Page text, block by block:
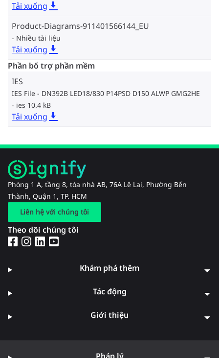
Tải xuống
Product-Diagrams-911401566144_EU
Nhiều tài liệu
Tải xuống
Phần bổ trợ phần mềm
IES
IES File - DN392B LED18/830 P14PSD D150 ALWP GMG2HE
ies 10.4 kB
Tải xuống
Phòng 1 A, tầng 8, tòa nhà AB, 76A Lê Lai, Phường Bến
Thành, Quận 1, TP. HCM
Liên hệ với chúng tôi
Theo dõi chúng tôi
Khám phá thêm
Tác động
Giới thiệu